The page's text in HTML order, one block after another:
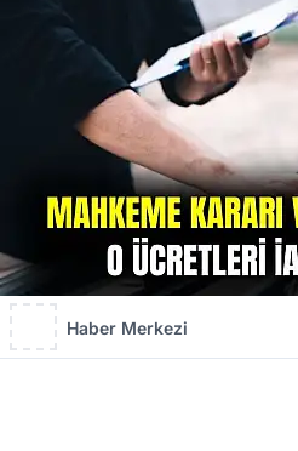
Haber Merkezi